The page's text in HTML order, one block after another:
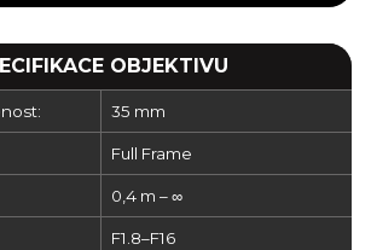
OBJEKTIVU
35 mm
Full Frame
0,4 m – ∞
F1.8–F16